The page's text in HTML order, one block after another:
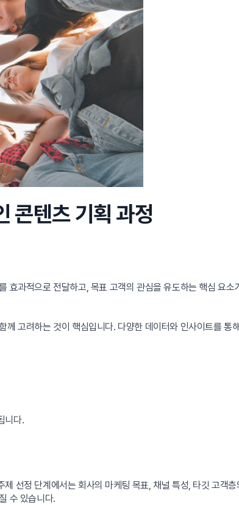
콘텐츠 기획 과정
효과적으로 전달하고, 목표 고객의 관심을 유도하는 핵심 요
고려하는 것이 핵심입니다. 다양한 데이터와 인사이트를 통
니다.
선정 단계에서는 회사의 마케팅 목표, 채널 특성, 타깃 고객
수 있습니다.